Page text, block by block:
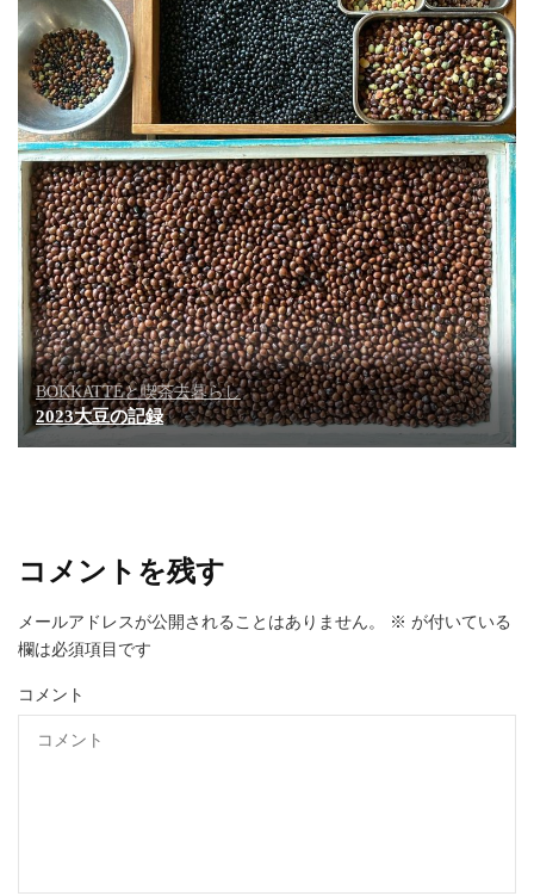
BOKKATTEと喫茶去暮らし
2023大豆の記録
コメントを残す
メールアドレスが公開されることはありません。 ※ が付いている
欄は必須項目です
コメント